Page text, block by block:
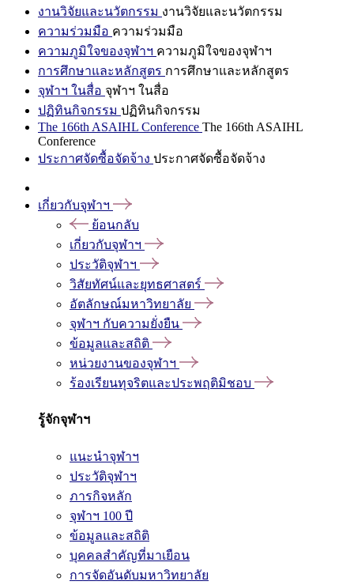
งานวิจัยและนวัตกรรม งานวิจัยและนวัตกรรม
ความร่วมมือ ความร่วมมือ
ความภูมิใจของจุฬาฯ ความภูมิใจของจุฬาฯ
การศึกษาและหลักสูตร การศึกษาและหลักสูตร
จุฬาฯ ในสื่อ จุฬาฯ ในสื่อ
ปฏิทินกิจกรรม ปฏิทินกิจกรรม
The 166th ASAIHL Conference The 166th ASAIHL
Conference
ประกาศจัดซื้อจัดจ้าง ประกาศจัดซื้อจัดจ้าง
เกี่ยวกับจุฬาฯ
ย้อนกลับ
เกี่ยวกับจุฬาฯ
ประวัติจุฬาฯ
วิสัยทัศน์และยุทธศาสตร์
อัตลักษณ์มหาวิทยาลัย
จุฬาฯ กับความยั่งยืน
ข้อมูลและสถิติ
หน่วยงานของจุฬาฯ
ร้องเรียนทุจริตและประพฤติมิชอบ
รู้จักจุฬาฯ
แนะนำจุฬาฯ
ประวัติจุฬาฯ
ภารกิจหลัก
จุฬาฯ 100 ปี
ข้อมูลและสถิติ
บุคคลสำคัญที่มาเยือน
การจัดอันดับมหาวิทยาลัย